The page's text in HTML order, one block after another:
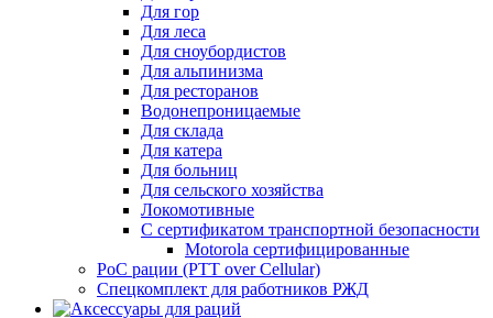
Для гор
Для леса
Для сноубордистов
Для альпинизма
Для ресторанов
Водонепроницаемые
Для склада
Для катера
Для больниц
Для сельского хозяйства
Локомотивные
С сертификатом транспортной безопасности
Motorola сертифицированные
PoC рации (PTT over Cellular)
Спецкомплект для работников РЖД